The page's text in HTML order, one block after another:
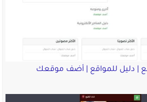
| دليل للمواقع | أضف موقعك